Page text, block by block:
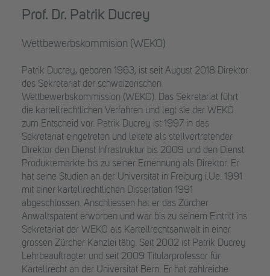
Prof. Dr. Patrik Ducrey
Wettbewerbskommision (WEKO)
Patrik Ducrey, geboren 1963, ist seit August 2018 Direktor
des Sekretariat der schweizerischen
Wettbewerbskommission (WEKO). Das Sekretariat führt
die kartellrechtlichen Verfahren und legt sie der WEKO
zum Entscheid vor. Patrik Ducrey ist 1997 in das
Sekretariat eingetreten und leitete als stellvertretender
Direktor den Dienst Infrastruktur bis 2009 und den Dienst
Produktemärkte bis zu seiner Ernennung als Direktor. Er
hat seine Studien an der Universität in Freiburg i.Ue. 1991
mit einer kartellrechtlichen Dissertation 1991
abgeschlossen. Anschliessen hat er das Zürcher
Anwaltspatent erworben und war bis zu seinem Eintritt ins
Sekretariat der WEKO als Kartellrechtsanwalt in einer
grossen Zürcher Kanzlei tätig. Seit 2002 ist Patrik Ducrey
Lehrbeauftragter und seit 2009 Titularprofessor für
Kartellrecht an der Universität Bern. Er hat zahlreiche